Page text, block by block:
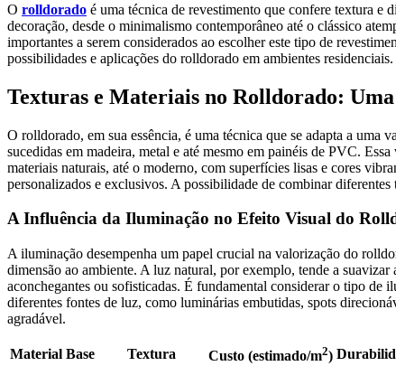
O rolldorado é uma técnica de revestimento que confere textura e
decoração, desde o minimalismo contemporâneo até o clássico
importantes a serem considerados ao escolher este tipo de
possibilidades e aplicações do rolldorado em ambientes residenciais.
Texturas e Materiais no Rolldorado:
O rolldorado, em sua essência, é uma técnica que se adapta a uma
sucedidas em madeira, metal e até mesmo em painéis de PVC.
materiais naturais, até o moderno, com superfícies lisas e cores
personalizados e exclusivos. A possibilidade de combinar
A Influência da Iluminação no Efeito Visual do
A iluminação desempenha um papel crucial na valorização do
dimensão ao ambiente. A luz natural, por exemplo, tende a
aconchegantes ou sofisticadas. É fundamental considerar o tipo de
diferentes fontes de luz, como luminárias embutidas, spots
agradável.
Material Base Textura Custo (estimado/m2)